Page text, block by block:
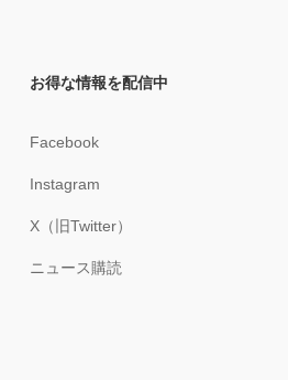
お得な情報を配信中
Facebook
Instagram
X（旧Twitter）
ニュース購読